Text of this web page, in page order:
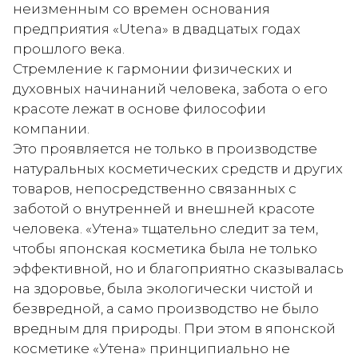
неизменным со времен основания
предприятия «Utena» в двадцатых годах
прошлого века.
Стремление к гармонии физических и
духовных начинаний человека, забота о его
красоте лежат в основе философии
компании.
Это проявляется не только в производстве
натуральных косметических средств и других
товаров, непосредственно связанных с
заботой о внутренней и внешней красоте
человека. «Утена» тщательно следит за тем,
чтобы японская косметика была не только
эффективной, но и благоприятно сказывалась
на здоровье, была экологически чистой и
безвредной, а само производство не было
вредным для природы. При этом в японской
косметике «Утена» принципиально не